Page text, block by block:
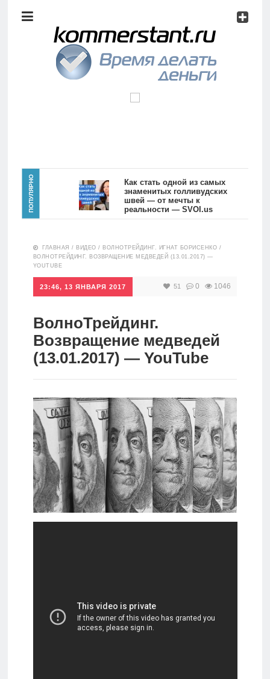
анализ
Видео
Сделано
в России
Главная
Новости
Аналитика
Инвестиции
Дивиденды
Волновой
анализ
Видео
Сделано
в России
ПОПУЛЯРНО
Как стать одной из самых
знаменитых голливудских
швей — от мечты к
реальности — SVOI.us
10554
ГЛАВНАЯ / ВИДЕО / ВОЛНОТРЕЙДИНГ. ИГНАТ БОРИСЕНКО /
ВОЛНОТРЕЙДИНГ. ВОЗВРАЩЕНИЕ МЕДВЕДЕЙ (13.01.2017) —
YOUTUBE
23:46, 13 ЯНВАРЯ 2017 51 0 1046
ВолноТрейдинг.
Возвращение медведей
(13.01.2017) — YouTube